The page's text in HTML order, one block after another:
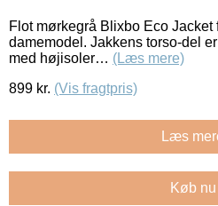
Flot mørkegrå Blixbo Eco Jacket
damemodel. Jakkens torso-del
med højisoler… (Læs mere)
899 kr. (Vis fragtpris)
Læs
Køb